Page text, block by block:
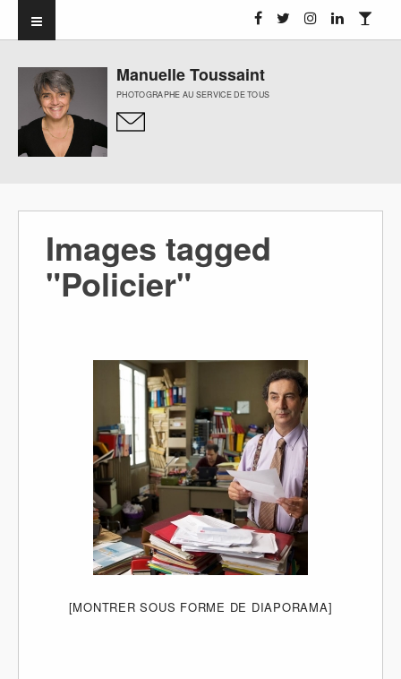
Manuelle Toussaint
PHOTOGRAPHE AU SERVICE DE TOUS
Images tagged
"Policier"
[MONTRER SOUS FORME DE DIAPORAMA]